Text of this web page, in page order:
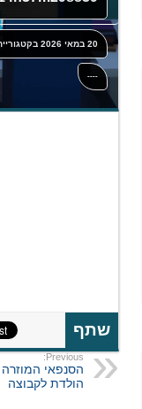
20 במאי 2026
----
שתף
Previous:
הולדת לקבוצה